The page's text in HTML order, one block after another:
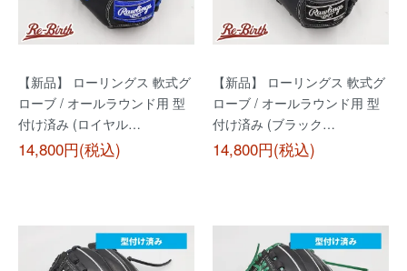
【新品】 ローリングス 軟式グ
ローブ / オールラウンド用 型
付け済み (ロイヤル…
14,800円(税込)
【新品】 ローリングス 軟式グ
ローブ / オールラウンド用 型
付け済み (ブラック…
14,800円(税込)